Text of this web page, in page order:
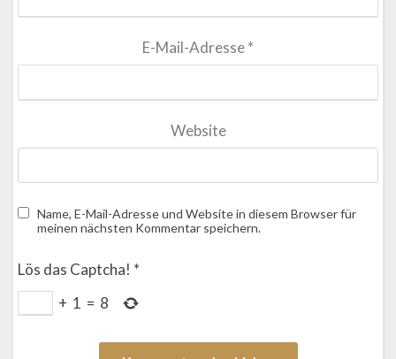
E-Mail-Adresse*
Website
Name, E-Mail-Adresse und Website in diesem Browser für
meinen nächsten Kommentar speichern.
Lös das Captcha! *
+ 1 = 8